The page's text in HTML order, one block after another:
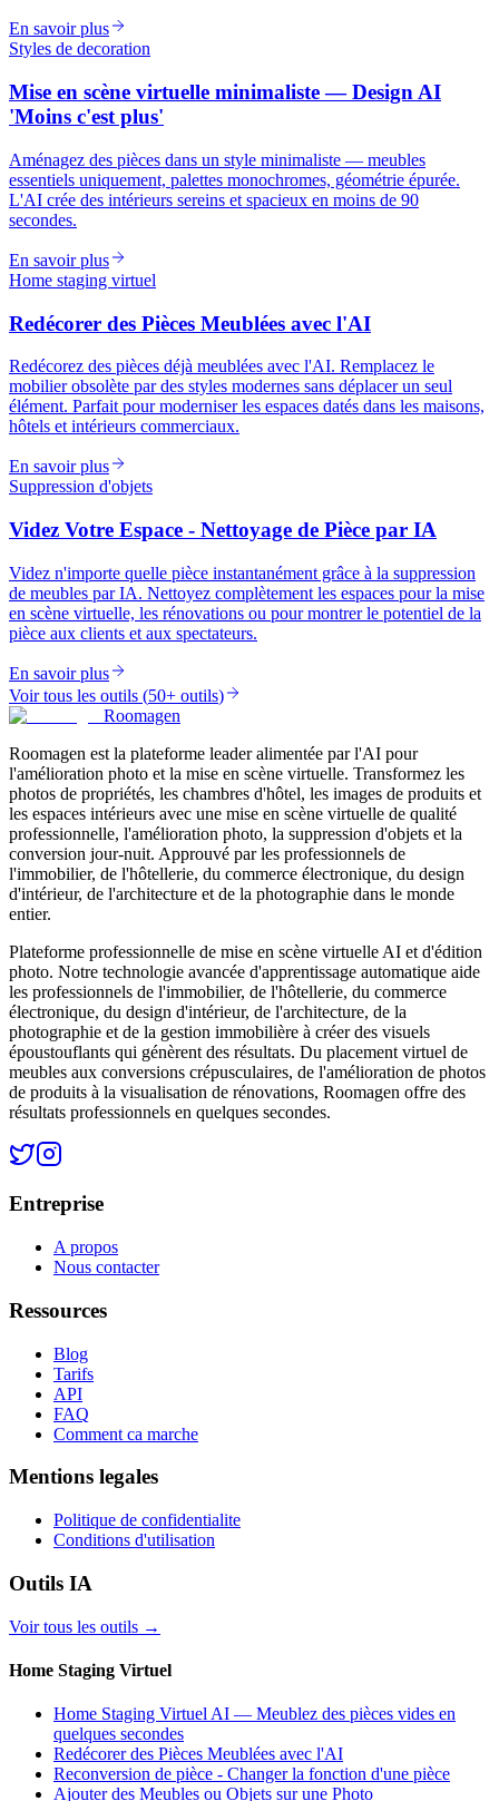
En savoir plus
Styles de decoration
Mise en scène virtuelle minimaliste — Design AI
'Moins c'est plus'
Aménagez des pièces dans un style minimaliste — meubles
essentiels uniquement, palettes monochromes, géométrie épurée.
L'AI crée des intérieurs sereins et spacieux en moins de 90
secondes.
En savoir plus
Home staging virtuel
Redécorer des Pièces Meublées avec l'AI
Redécorez des pièces déjà meublées avec l'AI. Remplacez le
mobilier obsolète par des styles modernes sans déplacer un seul
élément. Parfait pour moderniser les espaces datés dans les maisons,
hôtels et intérieurs commerciaux.
En savoir plus
Suppression d'objets
Videz Votre Espace - Nettoyage de Pièce par IA
Videz n'importe quelle pièce instantanément grâce à la suppression
de meubles par IA. Nettoyez complètement les espaces pour la mise
en scène virtuelle, les rénovations ou pour montrer le potentiel de la
pièce aux clients et aux spectateurs.
En savoir plus
Voir tous les outils (50+ outils)
Roomagen
Roomagen est la plateforme leader alimentée par l'AI pour
l'amélioration photo et la mise en scène virtuelle. Transformez les
photos de propriétés, les chambres d'hôtel, les images de produits et
les espaces intérieurs avec une mise en scène virtuelle de qualité
professionnelle, l'amélioration photo, la suppression d'objets et la
conversion jour-nuit. Approuvé par les professionnels de
l'immobilier, de l'hôtellerie, du commerce électronique, du design
d'intérieur, de l'architecture et de la photographie dans le monde
entier.
Plateforme professionnelle de mise en scène virtuelle AI et d'édition
photo. Notre technologie avancée d'apprentissage automatique aide
les professionnels de l'immobilier, de l'hôtellerie, du commerce
électronique, du design d'intérieur, de l'architecture, de la
photographie et de la gestion immobilière à créer des visuels
époustouflants qui génèrent des résultats. Du placement virtuel de
meubles aux conversions crépusculaires, de l'amélioration de photos
de produits à la visualisation de rénovations, Roomagen offre des
résultats professionnels en quelques secondes.
Entreprise
A propos
Nous contacter
Ressources
Blog
Tarifs
API
FAQ
Comment ca marche
Mentions legales
Politique de confidentialite
Conditions d'utilisation
Outils IA
Voir tous les outils →
Home Staging Virtuel
Home Staging Virtuel AI — Meublez des pièces vides en
quelques secondes
Redécorer des Pièces Meublées avec l'AI
Reconversion de pièce - Changer la fonction d'une pièce
Ajouter des Meubles ou Objets sur une Photo